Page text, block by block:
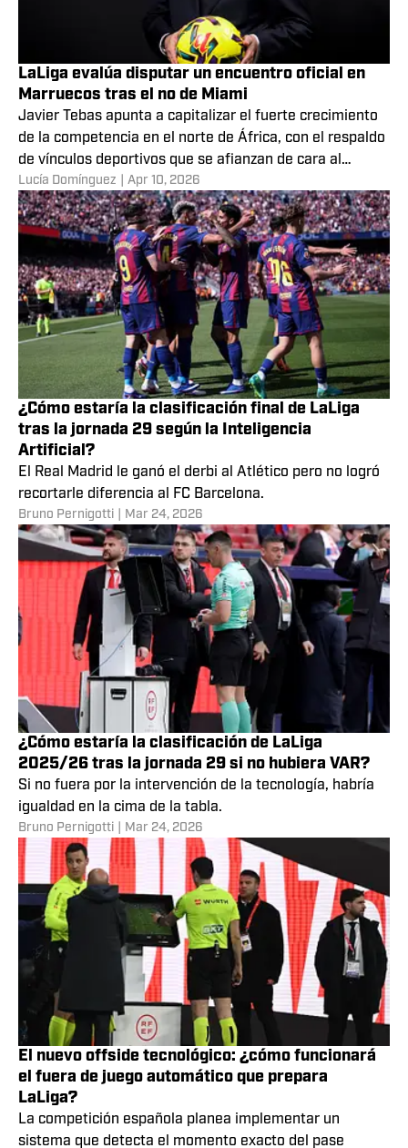
LaLiga evalúa disputar un encuentro oficial en
Marruecos tras el no de Miami
Javier Tebas apunta a capitalizar el fuerte crecimiento
de la competencia en el norte de África, con el respaldo
de vínculos deportivos que se afianzan de cara al
Mundial 2030.
Lucía Domínguez Apr 10, 2026
¿Cómo estaría la clasificación final de LaLiga
tras la jornada 29 según la Inteligencia
Artificial?
El Real Madrid le ganó el derbi al Atlético pero no logró
recortarle diferencia al FC Barcelona.
Bruno Pernigotti Mar 24, 2026
¿Cómo estaría la clasificación de LaLiga
2025/26 tras la jornada 29 si no hubiera VAR?
Si no fuera por la intervención de la tecnología, habría
igualdad en la cima de la tabla.
Bruno Pernigotti Mar 24, 2026
El nuevo offside tecnológico: ¿cómo funcionará
el fuera de juego automático que prepara
LaLiga?
La competición española planea implementar un
sistema que detecta el momento exacto del pase